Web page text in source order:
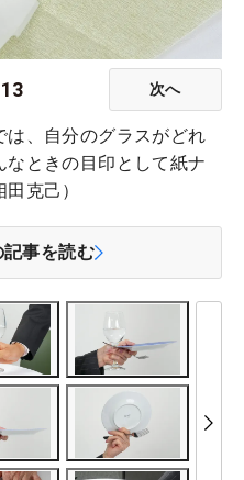
13 次へ
は、自分のグラスがどれ
ときの目印として紙ナ
克己）
記事を読む